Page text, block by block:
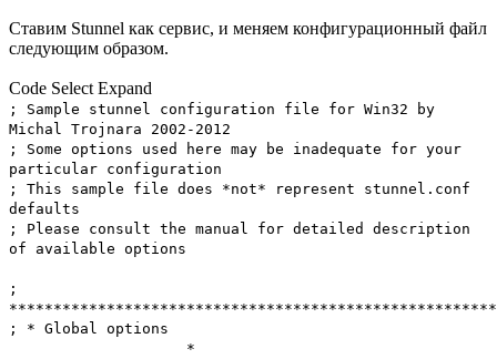
Ставим Stunnel как сервис, и меняем конфигурационный файл
следующим образом.
Code Select Expand
; Sample stunnel configuration file for Win32 by
Michal Trojnara 2002-2012
; Some options used here may be inadequate for your
particular configuration
; This sample file does *not* represent stunnel.conf
defaults
; Please consult the manual for detailed description
of available options
;
; * Global options
*